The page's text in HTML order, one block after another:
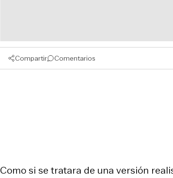
Compartir Comentarios
Como si se tratara de una versión